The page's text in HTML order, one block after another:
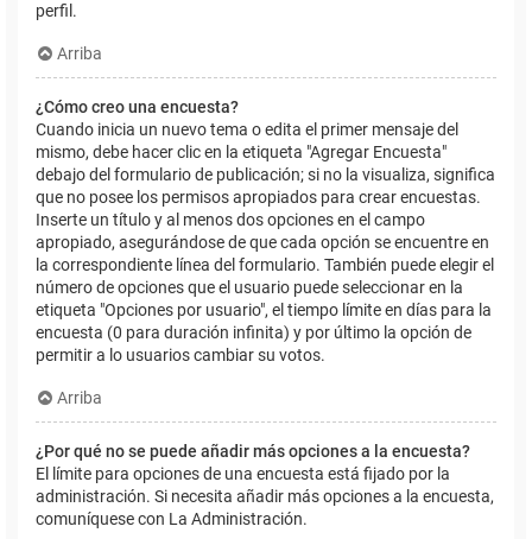
perfil.
Arriba
¿Cómo creo una encuesta?
Cuando inicia un nuevo tema o edita el primer mensaje del
mismo, debe hacer clic en la etiqueta "Agregar Encuesta"
debajo del formulario de publicación; si no la visualiza, significa
que no posee los permisos apropiados para crear encuestas.
Inserte un título y al menos dos opciones en el campo
apropiado, asegurándose de que cada opción se encuentre en
la correspondiente línea del formulario. También puede elegir el
número de opciones que el usuario puede seleccionar en la
etiqueta "Opciones por usuario", el tiempo límite en días para la
encuesta (0 para duración infinita) y por último la opción de
permitir a lo usuarios cambiar su votos.
Arriba
¿Por qué no se puede añadir más opciones a la encuesta?
El límite para opciones de una encuesta está fijado por la
administración. Si necesita añadir más opciones a la encuesta,
comuníquese con La Administración.